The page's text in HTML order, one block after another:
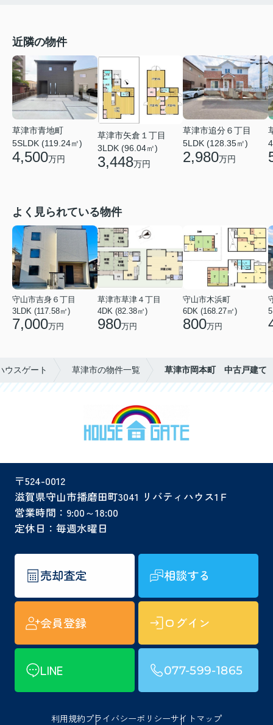
近隣の物件
草津市青地町
5SLDK (119.24㎡)
4,500万円
草津市矢倉１丁目
3LDK (96.04㎡)
3,448万円
草津市追分６丁目
5LDK (128.35㎡)
2,980万円
よく見られている物件
守山市吉身６丁目
3LDK (117.58㎡)
7,000万円
草津市草津４丁目
4DK (82.38㎡)
980万円
守山市木浜町
6DK (168.27㎡)
800万円
ウスゲート 草津市の物件一覧 草津市岡本町 中古戸建て
〒524-0012
滋賀県守山市播磨田町3041 リバティハウス1Ｆ
営業時間：9:00～18:00
定休日：毎週水曜日
売却査定 相談する
会員登録 ログイン
LINE 077-599-1865
利用規約プライバシーポリシーサイトマップ